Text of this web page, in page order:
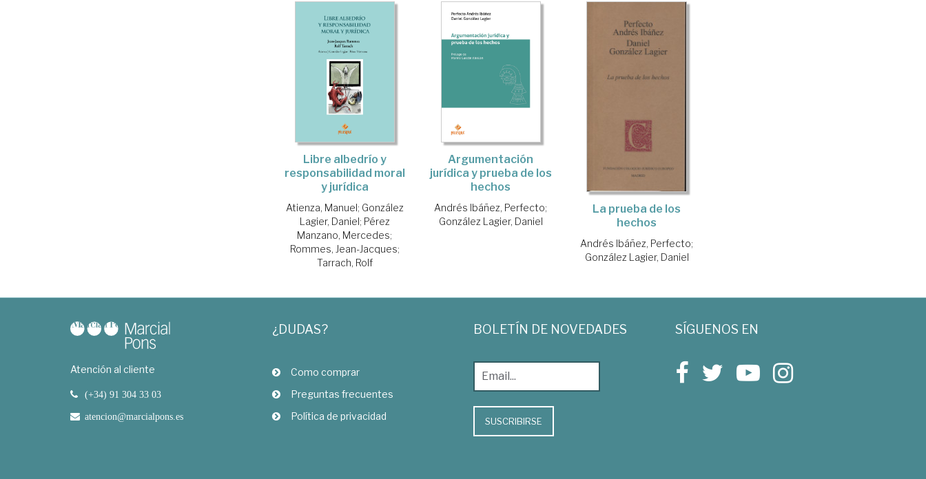
Libre albedrío y
responsabilidad moral
y jurídica
Atienza, Manuel; González
Lagier, Daniel; Pérez
Manzano, Mercedes;
Rommes, Jean-Jacques;
Tarrach, Rolf
Argumentación
jurídica y prueba de los
hechos
Andrés Ibáñez, Perfecto;
González Lagier, Daniel
La prueba de los
hechos
Andrés Ibáñez, Perfecto;
González Lagier, Daniel
Atención al cliente
(+34) 91 304 33 03
atencion@marcialpons.es
¿DUDAS?
Como comprar
Preguntas frecuentes
Política de privacidad
BOLETÍN DE NOVEDADES
SUSCRIBIRSE
SÍGUENOS EN